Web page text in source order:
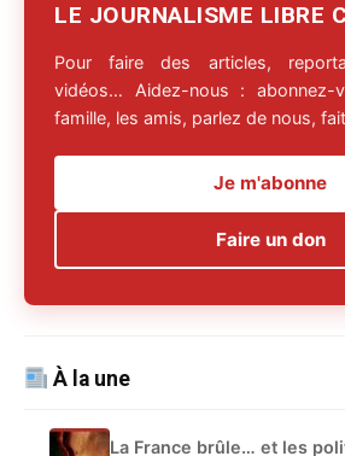
LE JOURNALISME LIBRE
Pour faire des articles,
vidéos… Aidez-nous : abonnez-
famille, les amis, parlez de nous,
Je m'abonne
Faire un don
À la une
La France brûle… et les